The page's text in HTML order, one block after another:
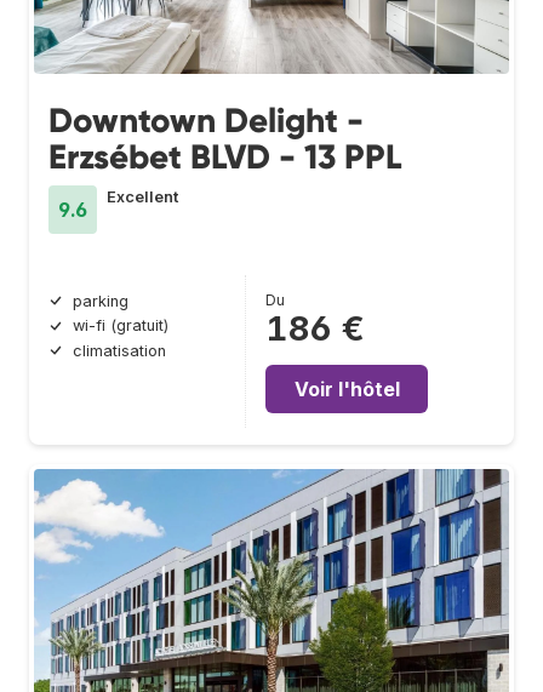
Downtown Delight -
Erzsébet BLVD - 13 PPL
9.6
Excellent
parking
wi-fi (gratuit)
climatisation
Du
186 €
Voir l'hôtel